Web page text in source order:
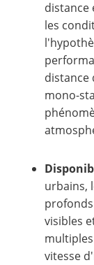
distance
les
distance
mono-
urbains,
visibles
vitesse